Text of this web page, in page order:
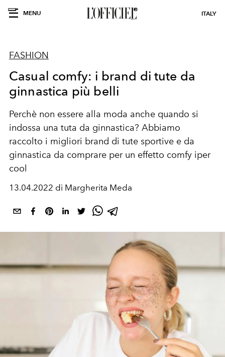
MENU ITALY
FASHION
Casual comfy: i brand di tute da
ginnastica più belli
Perchè non essere alla moda anche quando si
indossa una tuta da ginnastica? Abbiamo
raccolto i migliori brand di tute sportive e da
ginnastica da comprare per un effetto comfy iper
cool
13.04.2022 di Margherita Meda